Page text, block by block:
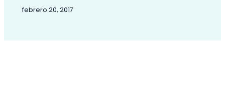
febrero 20, 2017